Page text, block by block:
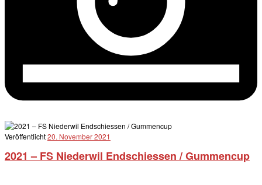
Veröffentlicht20. November 2021
2021 – FS Niederwil Endschiessen / Gummencup